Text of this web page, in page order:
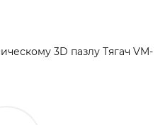
3D пазлу Тягач VM-